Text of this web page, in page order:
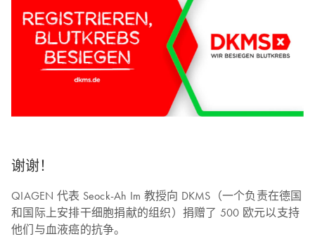
谢谢！
QIAGEN 代表 Seock-Ah Im 教授向 DKMS（一个负责在德国
和国际上安排干细胞捐献的组织）捐赠了 500 欧元以支持
他们与血液癌的抗争。